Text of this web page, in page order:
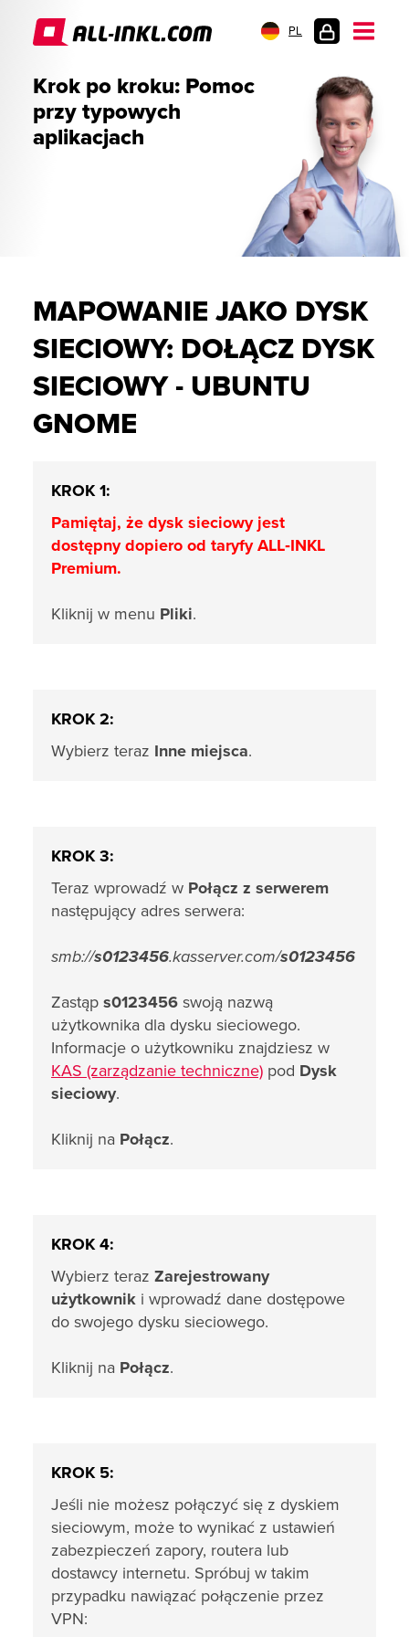
PL
Krok po kroku: Pomoc
przy typowych
aplikacjach
MAPOWANIE JAKO DYSK
SIECIOWY: DOŁĄCZ DYSK
SIECIOWY - UBUNTU
GNOME
KROK 1:
Pamiętaj, że dysk sieciowy jest
dostępny dopiero od taryfy ALL‑INKL
Premium.
Kliknij w menu Pliki.
KROK 2:
Wybierz teraz Inne miejsca.
KROK 3:
Teraz wprowadź w Połącz z serwerem
następujący adres serwera:
smb://s0123456.kasserver.com/s0123456
Zastąp s0123456 swoją nazwą
użytkownika dla dysku sieciowego.
Informacje o użytkowniku znajdziesz w
KAS (zarządzanie techniczne) pod Dysk
sieciowy.
Kliknij na Połącz.
KROK 4:
Wybierz teraz Zarejestrowany
użytkownik i wprowadź dane dostępowe
do swojego dysku sieciowego.
Kliknij na Połącz.
KROK 5:
Jeśli nie możesz połączyć się z dyskiem
sieciowym, może to wynikać z ustawień
zabezpieczeń zapory, routera lub
dostawcy internetu. Spróbuj w takim
przypadku nawiązać połączenie przez
VPN: